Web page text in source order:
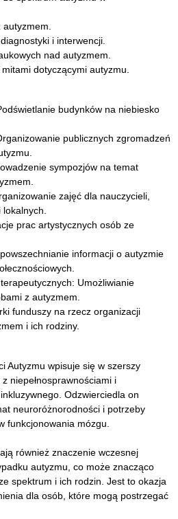
i interwencji.
nad autyzmem.
dotyczącymi autyzmu.
budynków na niebiesko
publicznych zgromadzeń
sympozjów na temat
zajęć dla nauczycieli,
prac artystycznych osób ze
informacji o autyzmie
Umożliwianie
z autyzmem.
funduszy na rzecz organizacji
i ich rodziny.
Autyzmu wpisuje się w szerszy
niepełnosprawnościami i
Odzwierciedla on
neuroróżnorodności i potrzeby
funkcjonowania mózgu.
również znaczenie wczesnej
autyzmu, co może znacząco
spektrum i ich rodzin. Jest to okazja
dla osób, które mogą postrzegać